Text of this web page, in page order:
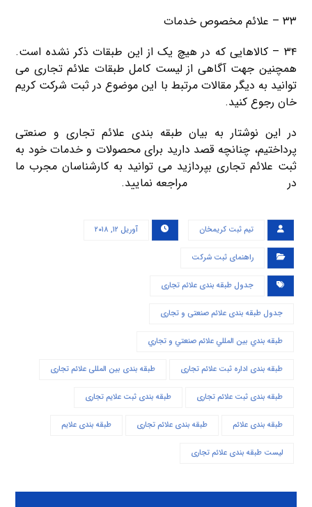
۳۳ – علائم مخصوص خدمات
۳۴ – کالاهایی که در هیچ یک از این طبقات ذکر نشده است.
همچنین جهت آگاهی از لیست کامل طبقات علائم تجاری می
توانید به دیگر مقالات مرتبط با این موضوع در ثبت شرکت کریم
خان رجوع کنید.
در این نوشتار به بیان طبقه بندی علائم تجاری و صنعتی
پرداختیم، چنانچه قصد دارید برای محصولات و خدمات خود به
ثبت علائم تجاری بپردازید می توانید به کارشناسان مجرب ما
در
مراجعه نمایید.
تیم ثبت کریمخان آوریل ۱۲, ۲۰۱۸
راهنمای ثبت شرکت
جدول طبقه بندی علائم تجاری
جدول طبقه بندی علائم صنعتی و تجاری
طبقه بندي بين المللي علائم صنعتي و تجاري
طبقه بندی اداره ثبت علائم تجاری طبقه بندی بین المللی علائم تجاری
طبقه بندی ثبت علائم تجاری طبقه بندی ثبت علایم تجاری
طبقه بندی علائم طبقه بندی علائم تجاری طبقه بندی علایم
لیست طبقه بندی علائم تجاری